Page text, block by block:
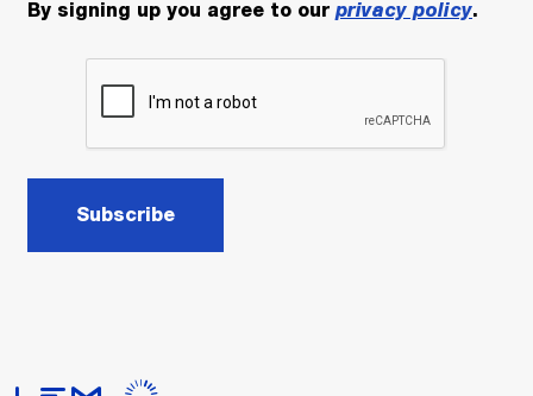
By signing up you agree to our privacy policy.
Subscribe